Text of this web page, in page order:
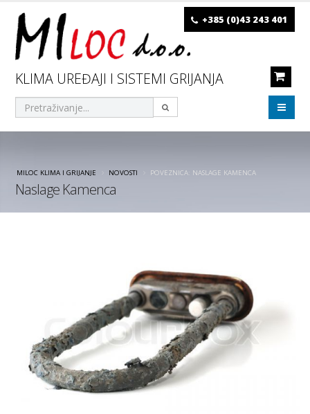
KLIMA UREĐAJI I SISTEMI GRIJANJA
+385 (0)43 243 401
MILOC KLIMA I GRIJANJE NOVOSTI POVEZNICA: NASLAGE KAMENCA
Naslage Kamenca